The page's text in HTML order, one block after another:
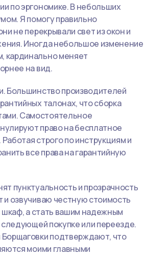
по эргономике. В небольших
Я помогу правильно
не перекрывали свет из окон и
Иногда небольшое изменение
кардинально меняет
на вид.
Большинство производителей
талонах, что сборка
Самостоятельное
право на бесплатное
строго по инструкциям и
все права на гарантийную
пунктуальность и прозрачность
озвучиваю честную стоимость
а стать вашим надежным
покупке или переезде.
подтверждают, что
моими главными